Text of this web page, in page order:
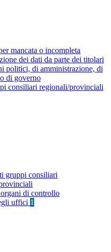
mancata o incompleta
dei dati da parte dei titolari
politici, di amministrazione, di
di governo
consiliari regionali/provinciali
gruppi consiliari
di controllo
uffici 1